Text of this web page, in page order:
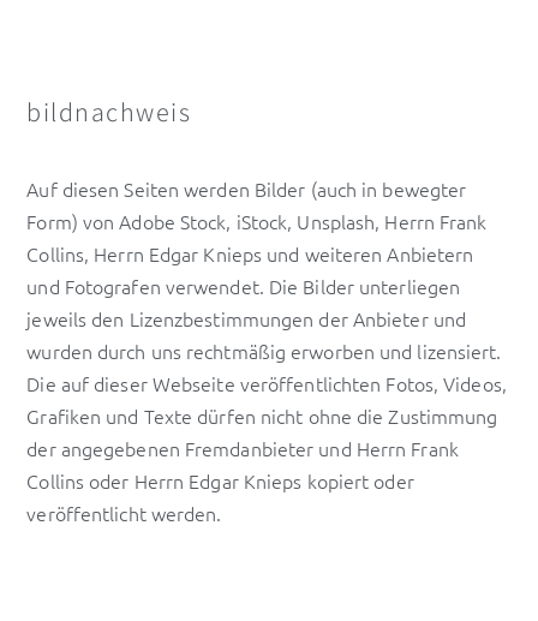
bildnachweis
Auf diesen Seiten werden Bilder (auch in bewegter
Form) von Adobe Stock, iStock, Unsplash, Herrn Frank
Collins, Herrn Edgar Knieps und weiteren Anbietern
und Fotografen verwendet. Die Bilder unterliegen
jeweils den Lizenzbestimmungen der Anbieter und
wurden durch uns rechtmäßig erworben und lizensiert.
Die auf dieser Webseite veröffentlichten Fotos, Videos,
Grafiken und Texte dürfen nicht ohne die Zustimmung
der angegebenen Fremdanbieter und Herrn Frank
Collins oder Herrn Edgar Knieps kopiert oder
veröffentlicht werden.